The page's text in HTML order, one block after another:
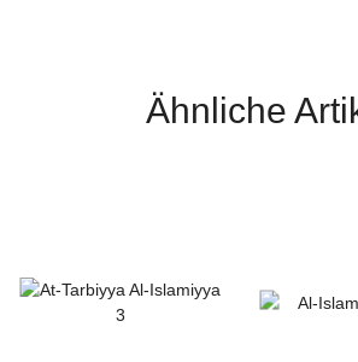
Ähnliche